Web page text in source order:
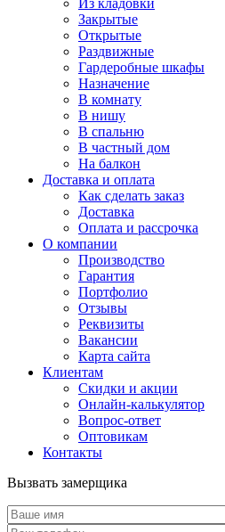
Из кладовки
Закрытые
Открытые
Раздвижные
Гардеробные шкафы
Назначение
В комнату
В нишу
В спальню
В частный дом
На балкон
Доставка и оплата
Как сделать заказ
Доставка
Оплата и рассрочка
О компании
Производство
Гарантия
Портфолио
Отзывы
Реквизиты
Вакансии
Карта сайта
Клиентам
Скидки и акции
Онлайн-калькулятор
Вопрос-ответ
Оптовикам
Контакты
Вызвать замерщика